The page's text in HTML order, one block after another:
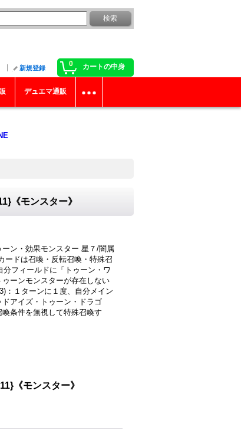
0 カートの中身
新規登録
デュエマ通販
《モンスター》
ン・効果モンスター 星７/闇属
ードは召喚・反転召喚・特殊召
フィールドに「トゥーン・ワ
ーンモンスターが存在しない
：１ターンに１度、自分メイン
アイズ・トゥーン・ドラゴ
条件を無視して特殊召喚す
《モンスター》